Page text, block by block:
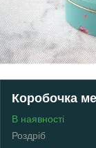
Коробочка
В наявності
Роздріб